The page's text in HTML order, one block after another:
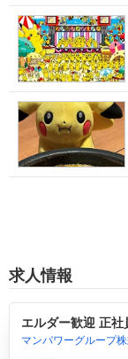
求人情報
エルダー歓迎 正
マンパワーグループ